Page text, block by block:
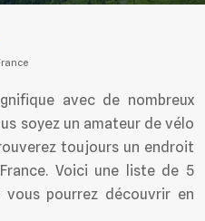
avec de nombreux
soyez un amateur de vélo
toujours un endroit
Voici une liste de 5
pourrez découvrir en